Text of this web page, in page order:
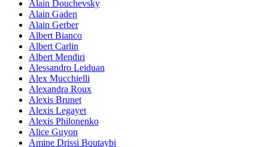
Alain Douchevsky
Alain Gaden
Alain Gerber
Albert Bianco
Albert Carlin
Albert Mendiri
Alessandro Leiduan
Alex Mucchielli
Alexandra Roux
Alexis Brunet
Alexis Legayet
Alexis Philonenko
Alice Guyon
Amine Drissi Boutaybi